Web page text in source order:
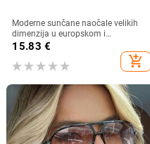
Moderne sunčane naočale velikih
dimenzija u europskom i
američkom stilu, ženske četvrtaste
sunčane naočale s otvorenim
krojem i širokim nogama,
prekograničnim krojem
15.83 €
add_shopping_cart